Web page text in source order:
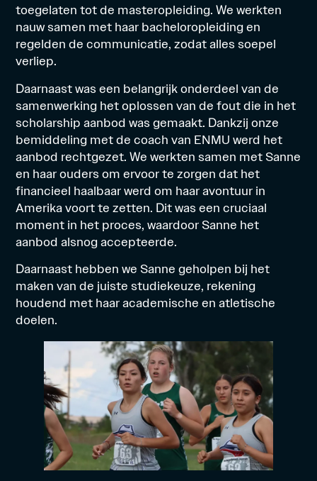
toegelaten tot de masteropleiding. We werkten
nauw samen met haar bacheloropleiding en
regelden de communicatie, zodat alles soepel
verliep.
Daarnaast was een belangrijk onderdeel van de
samenwerking het oplossen van de fout die in het
scholarship aanbod was gemaakt. Dankzij onze
bemiddeling met de coach van ENMU werd het
aanbod rechtgezet. We werkten samen met Sanne
en haar ouders om ervoor te zorgen dat het
financieel haalbaar werd om haar avontuur in
Amerika voort te zetten. Dit was een cruciaal
moment in het proces, waardoor Sanne het
aanbod alsnog accepteerde.
Daarnaast hebben we Sanne geholpen bij het
maken van de juiste studiekeuze, rekening
houdend met haar academische en atletische
doelen.